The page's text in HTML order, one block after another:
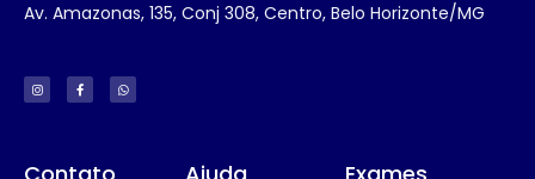
Av. Amazonas, 135, Conj 308, Centro, Belo Horizonte/MG